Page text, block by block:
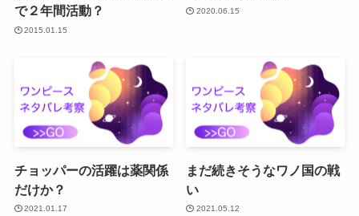
で２年間活動？
2015.01.15
2020.06.15
チョッパーの活躍は薬関係
だけか？
2021.01.17
まだ続きそうなワノ国の戦
い
2021.05.12